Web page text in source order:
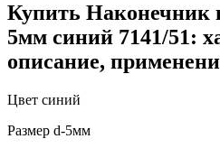
Купить Наконечник
5мм синий 7141/51:
описание,
Цвет синий
Размер d-5мм